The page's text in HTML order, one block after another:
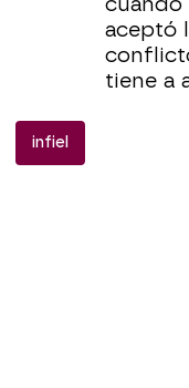
aceptó
tiene a
infiel